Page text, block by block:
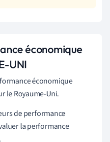
économique
UNI
économique
le Royaume-Uni.
de performance
la performance